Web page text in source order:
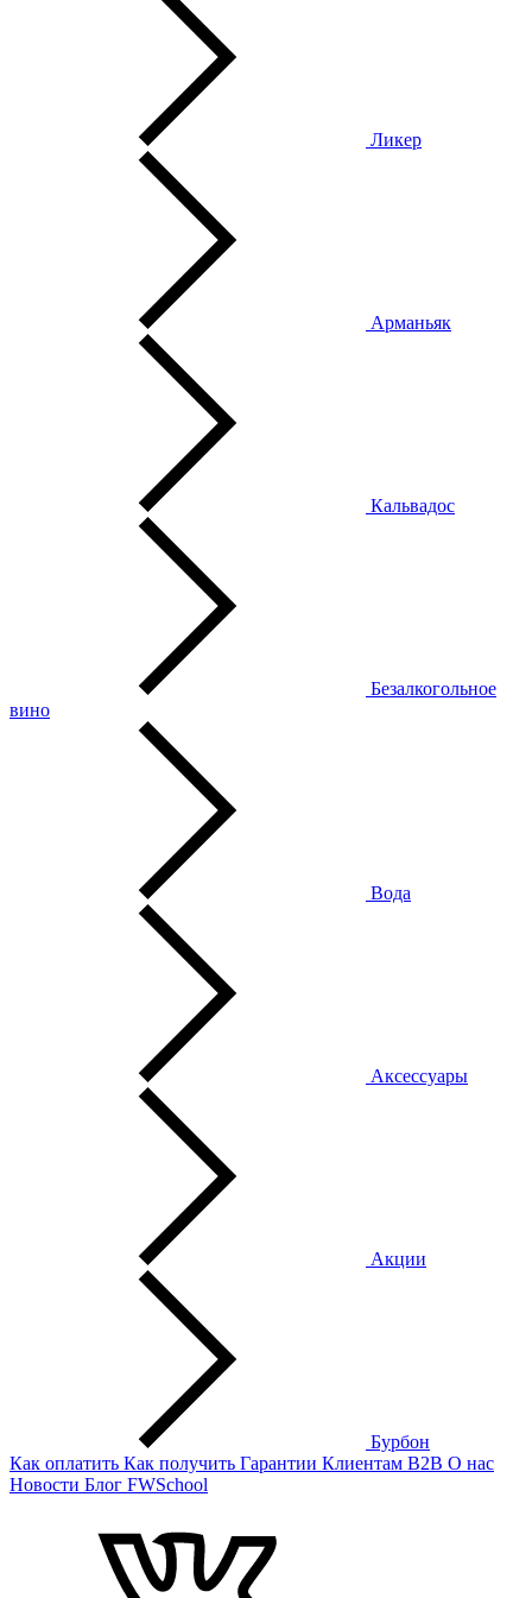
Ликер
Арманьяк
Кальвадос
Безалкогольное
вино
Вода
Аксессуары
Акции
Бурбон
Как оплатить Как получить Гарантии Клиентам B2B О нас
Новости Блог FWSchool